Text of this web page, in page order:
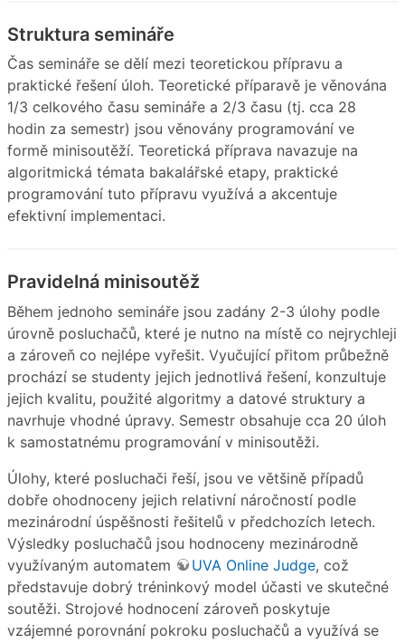
Struktura semináře
Čas semináře se dělí mezi teoretickou přípravu a
praktické řešení úloh. Teoretické příparavě je věnována
1/3 celkového času semináře a 2/3 času (tj. cca 28
hodin za semestr) jsou věnovány programování ve
formě minisoutěží. Teoretická příprava navazuje na
algoritmická témata bakalářské etapy, praktické
programování tuto přípravu využívá a akcentuje
efektivní implementaci.
Pravidelná minisoutěž
Během jednoho semináře jsou zadány 2-3 úlohy podle
úrovně posluchačů, které je nutno na místě co nejrychleji
a zároveň co nejlépe vyřešit. Vyučující přitom průbežně
prochází se studenty jejich jednotlivá řešení, konzultuje
jejich kvalitu, použité algoritmy a datové struktury a
navrhuje vhodné úpravy. Semestr obsahuje cca 20 úloh
k samostatnému programování v minisoutěži.
Úlohy, které posluchači řeší, jsou ve většině případů
dobře ohodnoceny jejich relativní náročností podle
mezinárodní úspěšnosti řešitelů v předchozích letech.
Výsledky posluchačů jsou hodnoceny mezinárodně
využívaným automatem
UVA Online Judge, což
představuje dobrý tréninkový model účasti ve skutečné
soutěži. Strojové hodnocení zároveň poskytuje
vzájemné porovnání pokroku posluchačů a využívá se